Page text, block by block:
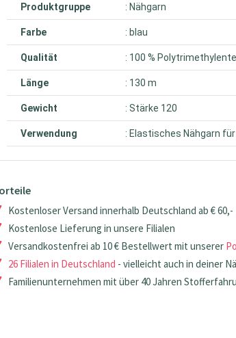
Produktgruppe : Nähgarn
Farbe : blau
Qualität : 100 %
Länge : 130 m
Gewicht : Stärke 120
Verwendung : Elastisches Nähgarn
Kostenloser Versand innerhalb Deutschland ab €
Kostenlose Lieferung in unsere Filialen
Versandkostenfrei ab 10 € Bestellwert mit unserer
26 Filialen in Deutschland - vielleicht auch in deiner
Familienunternehmen mit über 40 Jahren